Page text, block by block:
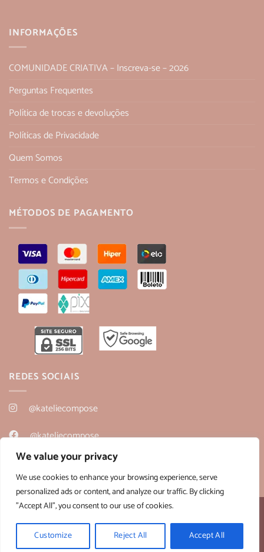
We value your privacy
We use cookies to enhance your browsing experience, serve
personalized ads or content, and analyze our traffic. By clicking
"Accept All", you consent to our use of cookies.
Customize Reject All Accept All
INFORMAÇÕES
COMUNIDADE CRIATIVA – Inscreva-se – 2026
Perguntas Frequentes
Política de trocas e devoluções
Políticas de Privacidade
Quem Somos
Termos e Condições
MÉTODOS DE PAGAMENTO
REDES SOCIAIS
@kateliecompose
@kateliecompose
@kateliecompose
Desenvolvido por: B2V-Web
Copyright 2026 ©
Kateliê Composê- CNPJ 36.430.458/0001-28
Horário de Atendimento - Segunda a Sexta: 09h às 18h